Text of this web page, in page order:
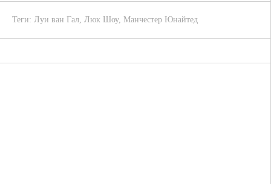
Теги: Луи ван Гал, Люк Шоу, Манчестер Юнайтед